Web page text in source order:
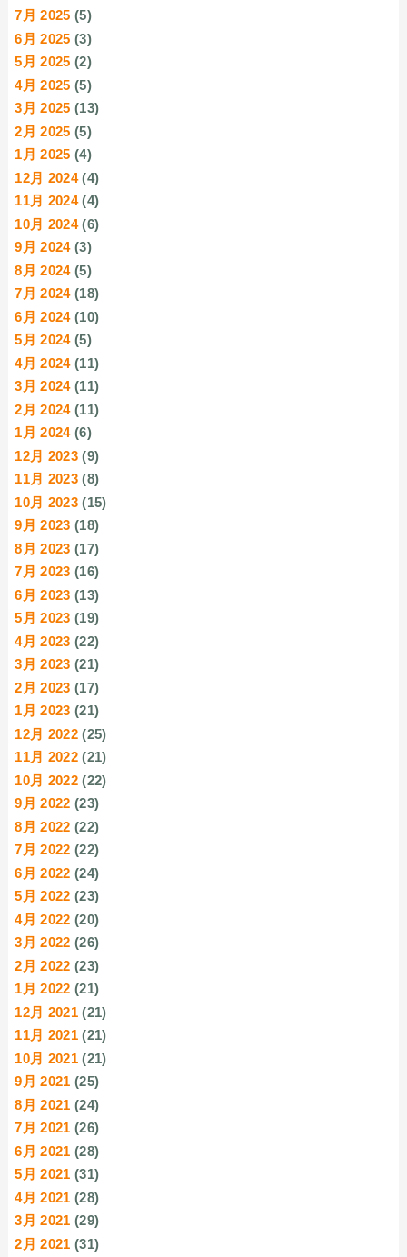
7月 2025 (5)
6月 2025 (3)
5月 2025 (2)
4月 2025 (5)
3月 2025 (13)
2月 2025 (5)
1月 2025 (4)
12月 2024(4)
11月 2024(4)
10月 2024(6)
9月 2024(3)
8月 2024(5)
7月 2024(18)
6月 2024(10)
5月 2024(5)
4月 2024(11)
3月 2024(11)
2月 2024(11)
1月 2024(6)
12月 2023 (9)
11月 2023 (8)
10月 2023 (15)
9月 2023 (18)
8月 2023 (17)
7月 2023 (16)
6月 2023 (13)
5月 2023 (19)
4月 2023 (22)
3月 2023 (21)
2月 2023 (17)
1月 2023 (21)
12月 2022 (25)
11月 2022 (21)
10月 2022 (22)
9月 2022 (23)
8月 2022 (22)
7月 2022 (22)
6月 2022 (24)
5月 2022 (23)
4月 2022 (20)
3月 2022 (26)
2月 2022 (23)
1月 2022 (21)
12月 2021 (21)
11月 2021 (21)
10月 2021 (21)
9月 2021 (25)
8月 2021 (24)
7月 2021 (26)
6月 2021 (28)
5月 2021 (31)
4月 2021 (28)
3月 2021 (29)
2月 2021 (31)